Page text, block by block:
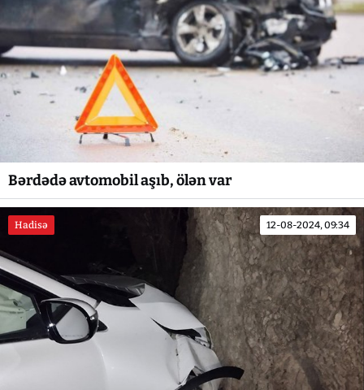
Bərdədə avtomobil aşıb, ölən var
Hadisə 12-08-2024, 09:34